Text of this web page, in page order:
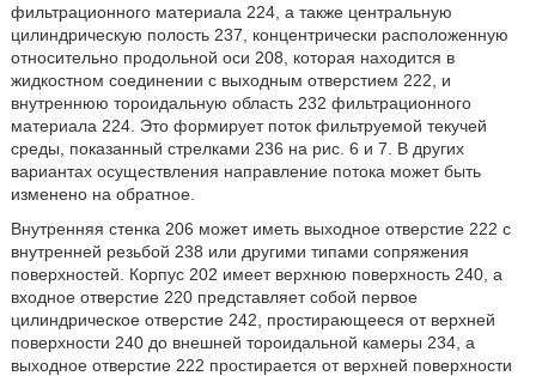
фильтрационного материала 224, а также центральную
цилиндрическую полость 237, концентрически расположенную
относительно продольной оси 208, которая находится в
жидкостном соединении с выходным отверстием 222, и
внутреннюю тороидальную область 232 фильтрационного
материала 224. Это формирует поток фильтруемой текучей
среды, показанный стрелками 236 на рис. 6 и 7. В других
вариантах осуществления направление потока может быть
изменено на обратное.
Внутренняя стенка 206 может иметь выходное отверстие 222 с
внутренней резьбой 238 или другими типами сопряжения
поверхностей. Корпус 202 имеет верхнюю поверхность 240, а
входное отверстие 220 представляет собой первое
цилиндрическое отверстие 242, простирающееся от верхней
поверхности 240 до внешней тороидальной камеры 234, а
выходное отверстие 222 простирается от верхней поверхности